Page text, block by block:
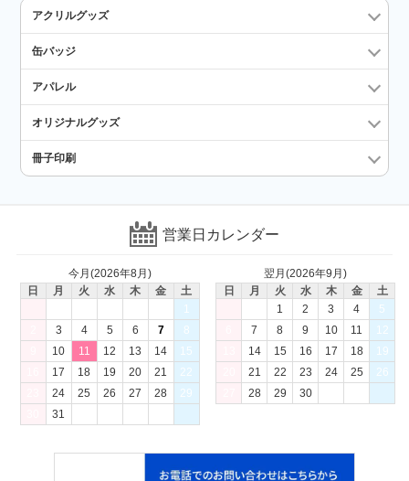
アクリルグッズ
缶バッジ
アパレル
オリジナルグッズ
冊子印刷
営業日カレンダー
今月(2026年8月)
日
月 火 水 木 金
土
1
3 4 5 6 7
8
10 11 12 13 14
15
17 18 19 20 21
22
24 25 26 27 28
29
31
翌月(2026年9月)
日
月 火 水 木 金
土
1
2 3 4
5
7 8 9 10 11
12
14 15 16 17 18
19
21 22 23 24 25
26
28 29 30